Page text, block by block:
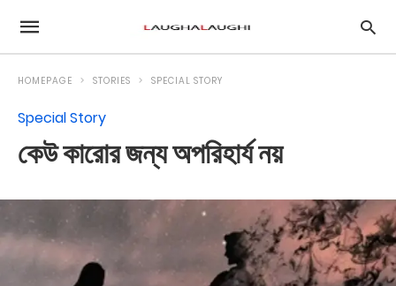
HOMEPAGE STORIES SPECIAL STORY
Special Story
কেউ কারোর জন্য অপরিহার্য নয়